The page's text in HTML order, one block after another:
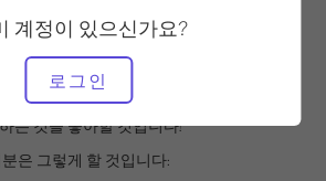
계정이 있으신가요?
로그인
소개합니다. 이 시리즈의 전문 코치는 마리
가 근력, 코어 파워 및 활력을 회복하기 위
용하는 오리지널 Pilates 운동을 공유합니
과 따라하기 쉬운 운동법을 통해 여러분은
는 것을 좋아할 것입니다!
은 그렇게 할 것입니다: